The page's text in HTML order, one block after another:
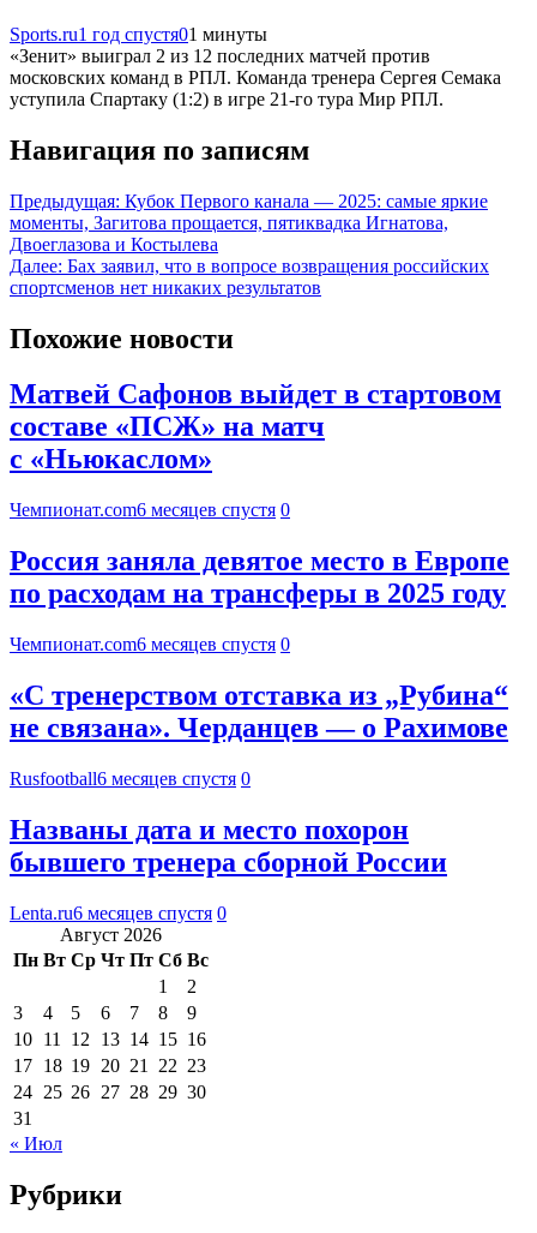
Sports.ru1 год спустя01 минуты
«Зенит» выиграл 2 из 12 последних матчей против
московских команд в РПЛ. Команда тренера Сергея Семака
уступила Спартаку (1:2) в игре 21-го тура Мир РПЛ.
Навигация по записям
Предыдущая: Кубок Первого канала — 2025: самые яркие
моменты, Загитова прощается, пятиквадка Игнатова,
Двоеглазова и Костылева
Далее: Бах заявил, что в вопросе возвращения российских
спортсменов нет никаких результатов
Похожие новости
Матвей Сафонов выйдет в стартовом
составе «ПСЖ» на матч
с «Ньюкаслом»
Чемпионат.com6 месяцев спустя 0
Россия заняла девятое место в Европе
по расходам на трансферы в 2025 году
Чемпионат.com6 месяцев спустя 0
«С тренерством отставка из „Рубина“
не связана». Черданцев — о Рахимове
Rusfootball6 месяцев спустя 0
Названы дата и место похорон
бывшего тренера сборной России
Lenta.ru6 месяцев спустя 0
Август 2026
Пн Вт Ср Чт Пт Сб Вс
1
2
3
4 5 6 7 8
9
10 11 12 13 14 15 16
17 18 19 20 21 22 23
24 25 26 27 28 29 30
31
« Июл
Рубрики